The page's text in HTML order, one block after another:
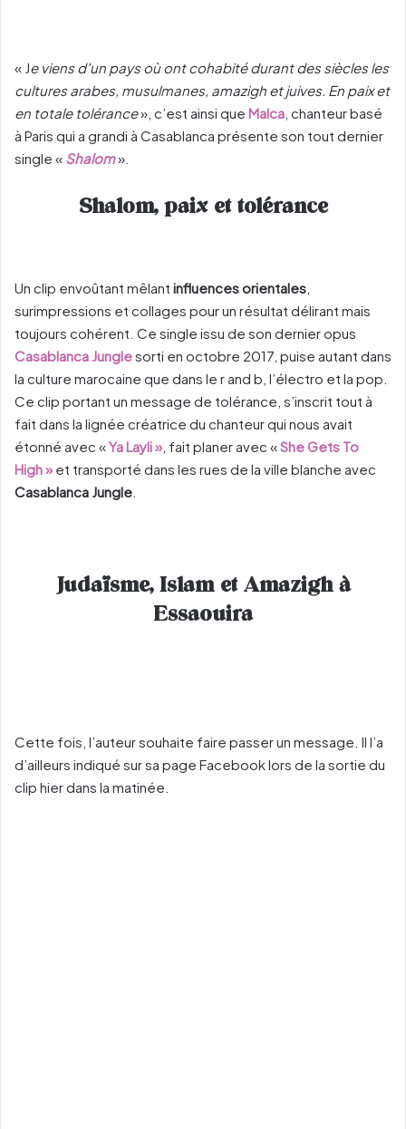
« Je viens d’un pays où ont cohabité durant des siècles les
cultures arabes, musulmanes, amazigh et juives. En paix et
en totale tolérance», c’est ainsi que Malca , chanteur basé
à Paris qui a grandi à Casablanca présente son tout dernier
single « Shalom».
Shalom, paix et tolérance
Un clip envoûtant mêlant influences orientales
surimpressions et collages pour un résultat délirant mais
toujours cohérent. Ce single issu de son dernier opus
Casablanca Junglesorti en octobre 2017, puise autant dans
la culture marocaine que dans le r and b, l’électro et la pop.
Ce clip portant un message de tolérance, s’inscrit tout à
fait dans la lignée créatrice du chanteur qui nous avait
étonné avec «Ya Layli », fait planer avec «She Gets To
High »et transporté dans les rues de la ville blanche avec
Casablanca Jungle
Judaïsme, Islam et Amazigh à
Essaouira
Cette fois, l’auteur souhaite faire passer un message. Il l’a
d’ailleurs indiqué sur sa page Facebook lors de la sortie du
clip hier dans la matinée.